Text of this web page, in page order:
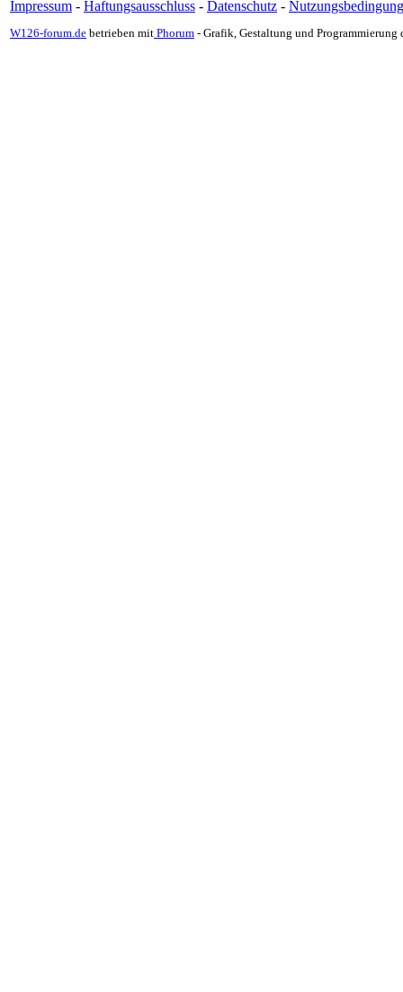
Impressum - Haftungsausschluss - Datenschutz -
W126-forum.de betrieben mit Phorum - Grafik, Gestaltung und Programmierung